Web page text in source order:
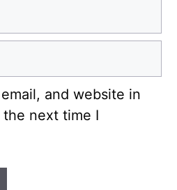
and website in
next time I